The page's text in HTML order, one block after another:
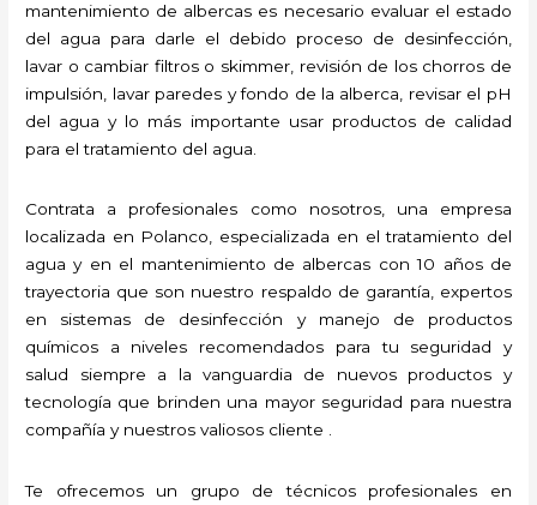
mantenimiento de albercas es necesario evaluar el estado
del agua para darle el debido proceso de desinfección,
lavar o cambiar filtros o skimmer, revisión de los chorros de
impulsión, lavar paredes y fondo de la alberca, revisar el pH
del agua y lo más importante usar productos de calidad
para el tratamiento del agua.
Contrata a profesionales como nosotros, una empresa
localizada en Polanco, especializada en el tratamiento del
agua y en el mantenimiento de albercas con 10 años de
trayectoria que son nuestro respaldo de garantía, expertos
en sistemas de desinfección y manejo de productos
químicos a niveles recomendados para tu seguridad y
salud siempre a la vanguardia de nuevos productos y
tecnología que brinden una mayor seguridad para nuestra
compañía y nuestros valiosos cliente .
Te ofrecemos un grupo de técnicos profesionales en